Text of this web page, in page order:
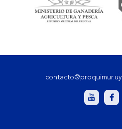
contacto@proquimur.uy